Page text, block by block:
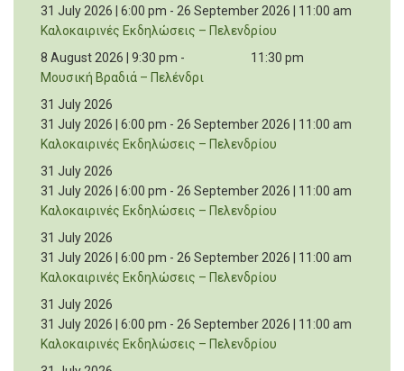
31 July 2026 | 6:00 pm - 26 September 2026 | 11:00 am
Καλοκαιρινές Εκδηλώσεις – Πελενδρίου
8 August 2026 | 9:30 pm -
11:30 pm
Μουσική Βραδιά – Πελένδρι
31 July 2026
31 July 2026 | 6:00 pm - 26 September 2026 | 11:00 am
Καλοκαιρινές Εκδηλώσεις – Πελενδρίου
31 July 2026
31 July 2026 | 6:00 pm - 26 September 2026 | 11:00 am
Καλοκαιρινές Εκδηλώσεις – Πελενδρίου
31 July 2026
31 July 2026 | 6:00 pm - 26 September 2026 | 11:00 am
Καλοκαιρινές Εκδηλώσεις – Πελενδρίου
31 July 2026
31 July 2026 | 6:00 pm - 26 September 2026 | 11:00 am
Καλοκαιρινές Εκδηλώσεις – Πελενδρίου